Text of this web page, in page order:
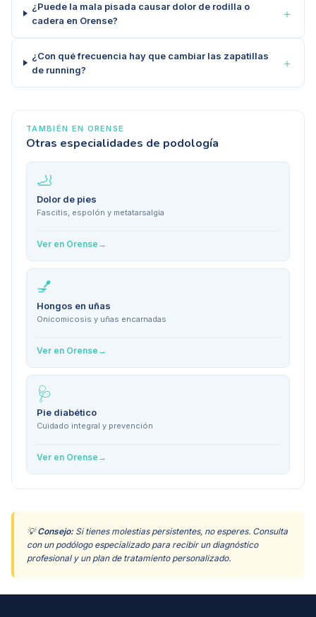
¿Puede la mala pisada causar dolor de rodilla o
cadera en Orense?
＋
¿Con qué frecuencia hay que cambiar las zapatillas
de running?
＋
TAMBIÉN EN ORENSE
Otras especialidades de podología
🦶
Dolor de pies
Fascitis, espolón y metatarsalgia
Ver en Orense →
💅
Hongos en uñas
Onicomicosis y uñas encarnadas
Ver en Orense →
🩺
Pie diabético
Cuidado integral y prevención
Ver en Orense →
💡Consejo:Si tienes molestias persistentes, no esperes. Consulta
con un podólogo especializado para recibir un diagnóstico
profesional y un plan de tratamiento personalizado.